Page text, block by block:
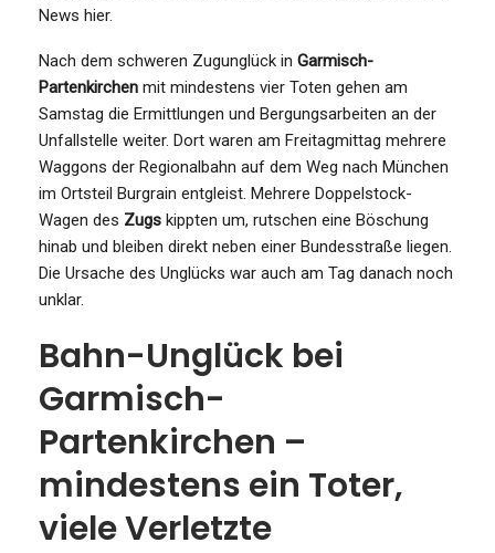
News hier.
Nach dem schweren Zugunglück in Garmisch-
Partenkirchen mit mindestens vier Toten gehen am
Samstag die Ermittlungen und Bergungsarbeiten an der
Unfallstelle weiter. Dort waren am Freitagmittag mehrere
Waggons der Regionalbahn auf dem Weg nach München
im Ortsteil Burgrain entgleist. Mehrere Doppelstock-
Wagen des Zugs kippten um, rutschen eine Böschung
hinab und bleiben direkt neben einer Bundesstraße liegen.
Die Ursache des Unglücks war auch am Tag danach noch
unklar.
Bahn-Unglück bei
Garmisch-
Partenkirchen –
mindestens ein Toter,
viele Verletzte